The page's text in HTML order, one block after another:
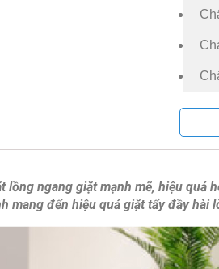
ngang giặt mạnh mẽ, hiệu quả
mang đến hiệu quả giặt tẩy đầy hài